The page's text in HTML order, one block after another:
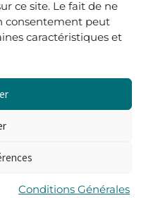
ce site. Le fait de ne
consentement peut
caractéristiques et
Conditions Générales
-19H00
et la Souris –